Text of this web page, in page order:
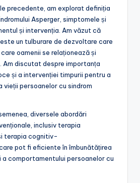
precedente, am explorat definiția
Asperger, simptomele și
și intervenția. Am văzut că
un tulburare de dezvoltare care
oamenii se relaționează și
Am discutat despre importanța
și a intervenției timpurii pentru a
persoanelor cu sindrom
diversele abordări
inclusiv terapia
terapia cognitiv-
pot fi eficiente în îmbunătățirea
comportamentului persoanelor cu